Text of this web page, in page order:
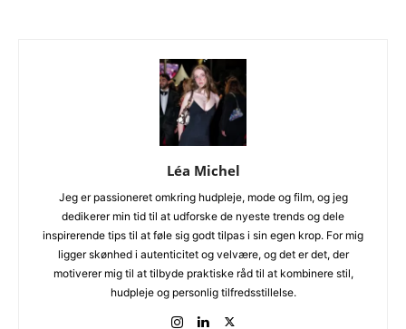
Léa Michel
Jeg er passioneret omkring hudpleje, mode og film, og jeg
dedikerer min tid til at udforske de nyeste trends og dele
inspirerende tips til at føle sig godt tilpas i sin egen krop. For mig
ligger skønhed i autenticitet og velvære, og det er det, der
motiverer mig til at tilbyde praktiske råd til at kombinere stil,
hudpleje og personlig tilfredsstillelse.